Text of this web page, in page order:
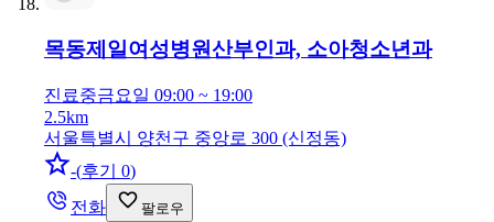
목동제일여성병원산부인과, 소아청소년과
진료중금요일 09:00 ~ 19:00
2.5km
서울특별시 양천구 중앙로 300 (신정동)
-(후기 0)
전화
팔로우